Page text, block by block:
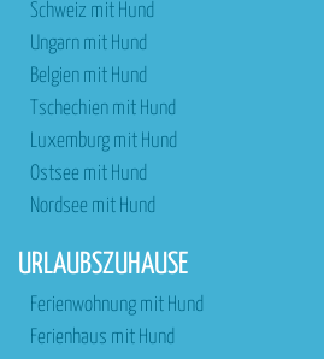
Schweiz mit Hund
Ungarn mit Hund
Belgien mit Hund
Tschechien mit Hund
Luxemburg mit Hund
Ostsee mit Hund
Nordsee mit Hund
URLAUBSZUHAUSE
Ferienwohnung mit Hund
Ferienhaus mit Hund